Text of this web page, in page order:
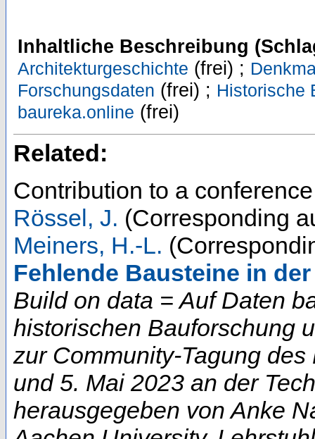
Inhaltliche Beschreibung
Architekturgeschichte (frei) ;
Forschungsdaten (frei) ; Historische
baureka.online (frei)
Related:
Contribution to a
Rössel, J. (Corresponding
Meiners, H.-L.
Fehlende Bausteine in
Build on data = Auf Daten
historischen Bauforschung
zur Community-Tagung
und 5. Mai 2023 an der
herausgegeben von Anke